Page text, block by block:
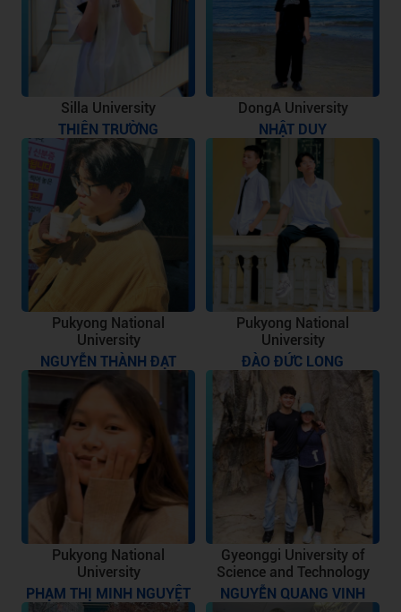
Silla University
THIÊN TRƯỜNG
DongA University
NHẬT DUY
Pukyong National
University
NGUYỄN THÀNH ĐẠT
Pukyong National
University
ĐÀO ĐỨC LONG
Pukyong National
University
PHẠM THỊ MINH NGUYỆT
Gyeonggi University of
Science and Technology
NGUYỄN QUANG VINH